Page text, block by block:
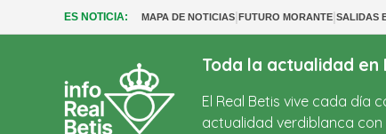
ES NOTICIA: MAPA DE NOTICIAS|FUTURO MORANTE|SALIDAS
Toda la actualidad en
El Real Betis vive cada
actualidad verdiblanca